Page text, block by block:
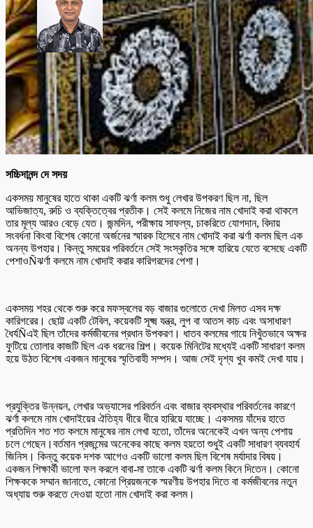
সচ্চিদানন্দ দে সদয়
একসময় মানুষের হাতে থাকা একটি ঝর্ণা কলম শুধু লেখার উপকরণ ছিল না, ছিল
আভিজাত্য, রুচি ও ব্যক্তিত্বের প্রতীক। সেই কলমে নিজের নাম খোদাই করা থাকলে
তার মূল্য আরও বেড়ে যেত। জন্মদিন, পরীক্ষায় সাফল্য, চাকরিতে যোগদান, বিদায়
সংবর্ধনা কিংবা বিশেষ কোনো অর্জনের স্মারক হিসেবে নাম খোদাই করা ঝর্ণা কলম ছিল এক
অনন্য উপহার। কিন্তু সময়ের পরিবর্তনে সেই সংস্কৃতির সঙ্গে হারিয়ে যেতে বসেছে একটি
পেশাওÑঝর্ণা কলমে নাম খোদাই করার কারিগরদের পেশা।
একসময় শহর থেকে শুরু করে মফস্বলের বড় বাজার গুলোতে দেখা মিলত এসব দক্ষ
কারিগরের। ছোট্ট একটি টেবিল, কয়েকটি সূক্ষ্ম যন্ত্র, লুপ বা আতস কাচ এবং অসাধারণ
ধৈর্যÑএই ছিল তাঁদের কর্মজীবনের প্রধান উপকরণ। ধাতব কলমের গায়ে নিখুঁতভাবে অক্ষর
ফুটিয়ে তোলার কাজটি ছিল এক ধরনের শিল্প। কয়েক মিনিটের মধ্যেই একটি সাধারণ কলম
হয়ে উঠত বিশেষ একজন মানুষের স্মৃতিবাহী সম্পদ। আজ সেই দৃশ্য খুব কমই দেখা যায়।
প্রযুক্তির উন্নয়ন, লেখার অভ্যাসের পরিবর্তন এবং বাজার ব্যবস্থার পরিবর্তনের কারণে
ঝর্ণা কলমে নাম খোদাইয়ের ঐতিহ্য ধীরে ধীরে হারিয়ে যাচ্ছে। একসময় যাঁদের হাতে
প্রতিদিন শত শত কলমে মানুষের নাম লেখা হতো, তাঁদের অনেকেই এখন অন্য পেশায়
চলে গেছেন।বর্তমান প্রজন্মের অনেকের কাছে কলম হয়তো শুধুই একটি সাধারণ ব্যবহার্য
জিনিস। কিন্তু কয়েক দশক আগেও একটি ভালো কলম ছিল বিশেষ মর্যাদার বিষয়।
একজন শিক্ষার্থী ভালো ফল করলে বাবা-মা তাকে একটি ঝর্ণা কলম কিনে দিতেন। কোনো
শিক্ষককে সম্মান জানাতে, কোনো প্রিয়জনকে স্মরণীয় উপহার দিতে বা কর্মজীবনের নতুন
অধ্যায় শুরু করতে দেওয়া হতো নাম খোদাই করা কলম।